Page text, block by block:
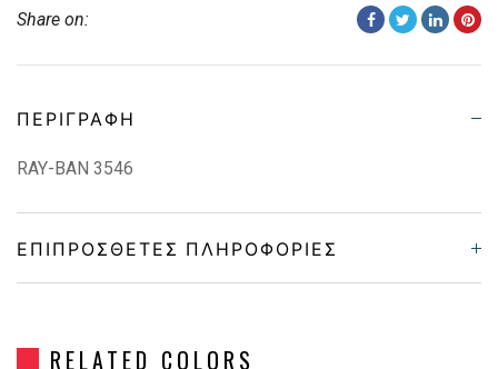
Share on:
ΠΕΡΙΓΡΑΦΉ
RAY-BAN 3546
ΕΠΙΠΡΌΣΘΕΤΕΣ ΠΛΗΡΟΦΟΡΊΕΣ
RELATED COLORS